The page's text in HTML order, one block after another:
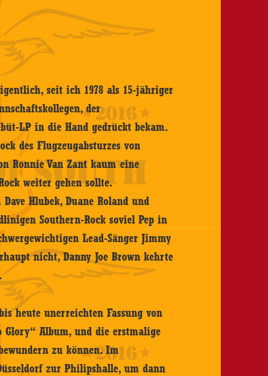
seit ich 1978 als 15-jähriger
der
LP in die Hand gedrückt bekam.
des Flugzeugabsturzes von
Ronnie Van Zant kaum eine
weiter gehen sollte.
Hlubek, Duane Roland und
Southern-Rock soviel Pep in
Lead-Sänger Jimmy
nicht, Danny Joe Brown kehrte
heute unerreichten Fassung von
Glory“ Album, und die erstmalige
zu können. Im
zur Philipshalle, um dann